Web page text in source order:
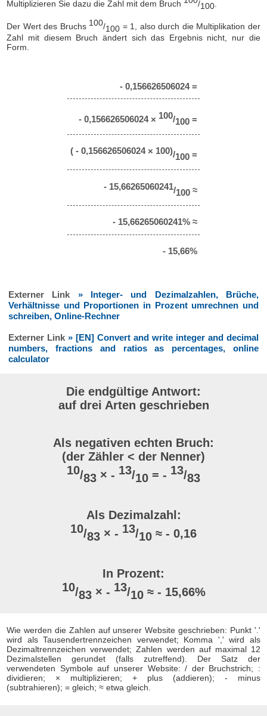
Multiplizieren Sie dazu die Zahl mit dem Bruch /100
Der Wert des Bruchs 100/100 = 1, also durch die Multiplikation der
Zahl mit diesem Bruch ändert sich das Ergebnis nicht, nur die
Form.
- 0,156626506024 =
- 0,156626506024 × 100/100=
( - 0,156626506024 × 100)/100=
- 15,66265060241/100≈
- 15,66265060241% ≈
- 15,66%
Externer Link » Integer- und Dezimalzahlen, Brüche,
Verhältnisse und Proportionen in Prozent umrechnen und
schreiben, Online-Rechner
Externer Link » [EN] Convert and write integer and decimal
numbers, fractions and ratios as percentages, online
calculator
Die endgültige Antwort:
auf drei Arten geschrieben
Als negativen echten Bruch:
(der Zähler < der Nenner)
10/83 × - 13/10 = - 13/83
Als Dezimalzahl:
10/83 × - 13/10 ≈ - 0,16
In Prozent:
10/83 × - 13/10≈ - 15,66%
Wie werden die Zahlen auf unserer Website geschrieben: Punkt '.'
wird als Tausendertrennzeichen verwendet; Komma ',' wird als
Dezimaltrennzeichen verwendet; Zahlen werden auf maximal 12
Dezimalstellen gerundet (falls zutreffend). Der Satz der
verwendeten Symbole auf unserer Website: / der Bruchstrich; :
dividieren; × multiplizieren; + plus (addieren); - minus
(subtrahieren); = gleich; ≈ etwa gleich.